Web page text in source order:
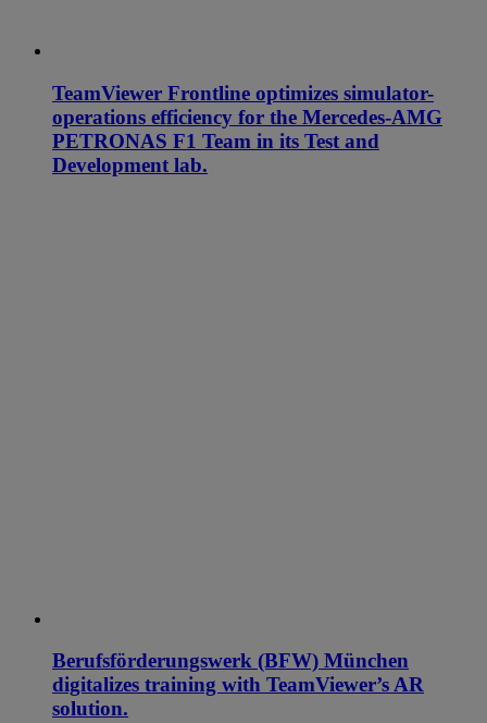
TeamViewer Frontline optimizes simulator-
operations efficiency for the Mercedes-AMG
PETRONAS F1 Team in its Test and
Development lab.
Berufsförderungswerk (BFW) München
digitalizes training with TeamViewer’s AR
solution.